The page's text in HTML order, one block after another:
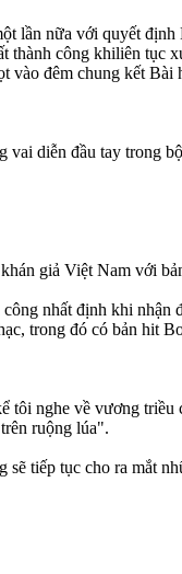
nữa với quyết
công khiliên tục
vào đêm chung kết Bài
vai diễn đầu tay trong
giả Việt Nam với
nhất định khi nhận
trong đó có bản hit
nghe về vương
ruộng lúa".
tiếp tục cho ra mắt